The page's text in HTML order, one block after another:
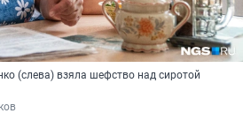
(слева) взяла шефство над сиротой